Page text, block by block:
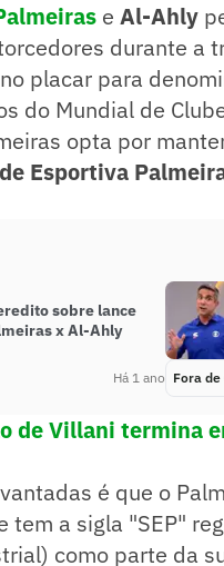
e Al-Ahly
durante a
no placar para
do Mundial de
opta por
Esportiva
sobre lance
x Al-Ahly
Há 1 ano Fora
de Villani termina
é que o
tem a sigla "SEP"
como parte da